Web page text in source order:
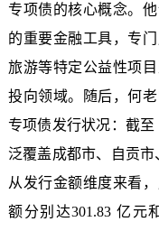
专项债的核心概念。
的重要金融工具，专
旅游等特定公益性项
投向领域。随后，何
专项债发行状况：截至
泛覆盖成都市、自贡市
从发行金额维度来看
额分别达301.83 亿元